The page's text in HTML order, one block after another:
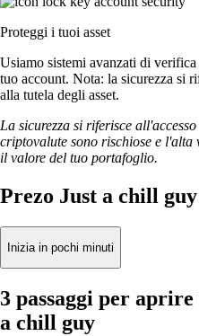
Proteggi i tuoi asset
Usiamo sistemi avanzati di
tuo account. Nota: la sicurezza si
alla tutela degli asset.
La sicurezza si riferisce
criptovalute sono rischiose e
il valore del tuo portafoglio.
Prezo Just a chill
Inizia in pochi minuti
3 passaggi per
a chill guy